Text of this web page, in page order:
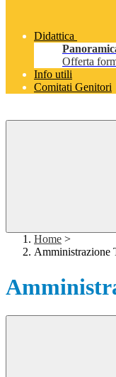
Didattica
Offerta
Info utili
Comitati Genitori
Home >
Amministrazione